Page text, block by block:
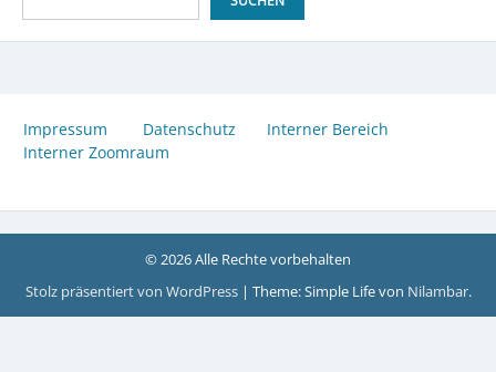
Impressum Datenschutz
Interner Bereich
Interner Zoomraum
© 2026 Alle Rechte vorbehalten
Stolz präsentiert von WordPress | Theme: Simple Life von Nilambar.